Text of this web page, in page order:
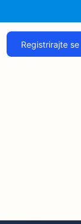
Registrirajte se